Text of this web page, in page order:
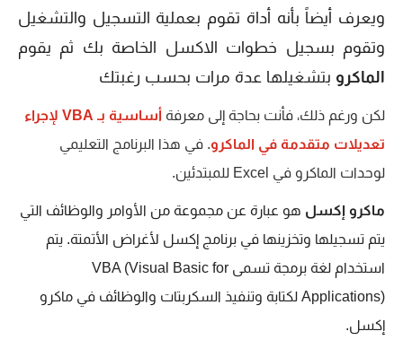
ويعرف أيضاً بأنه أداة تقوم بعملية التسجيل والتشغيل
وتقوم بسجيل خطوات الاكسل الخاصة بك ثم يقوم
الماكرو بتشغيلها عدة مرات بحسب رغبتك
لكن ورغم ذلك، فأنت بحاجة إلى معرفة
أساسية بـ VBA لإجراء
تعديلات متقدمة في الماكرو. في هذا البرنامج التعليمي
لوحدات الماكرو في Excel للمبتدئين.
ماكرو إكسل هو عبارة عن مجموعة من الأوامر والوظائف التي
يتم تسجيلها وتخزينها في برنامج إكسل لأغراض الأتمتة. يتم
استخدام لغة برمجة تسمى VBA (Visual Basic for
Applications) لكتابة وتنفيذ السكربتات والوظائف في ماكرو
إكسل.